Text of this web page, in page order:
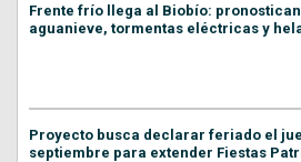
Frente frío llega al Biobío: pronostican
aguanieve, tormentas eléctricas y
Proyecto busca declarar feriado el
septiembre para extender Fiestas